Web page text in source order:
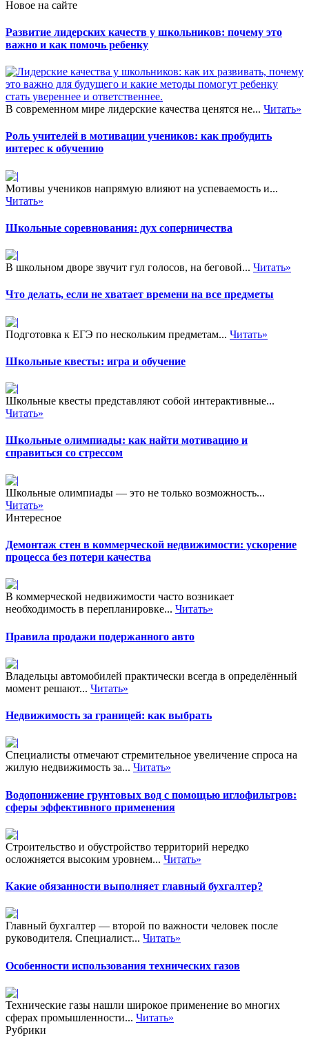
рассказ с помощью рисунков
При этом надписи он не
просто читает, подобно
актеру, он лицедействует,…
Новое на сайте
Развитие лидерских качеств у школьников: почему это
важно и как помочь ребенку
В современном мире лидерские качества ценятся не... Читать»
Роль учителей в мотивации учеников: как пробудить
интерес к обучению
Мотивы учеников напрямую влияют на успеваемость и...
Читать»
Школьные соревнования: дух соперничества
В школьном дворе звучит гул голосов, на беговой... Читать»
Что делать, если не хватает времени на все предметы
Подготовка к ЕГЭ по нескольким предметам... Читать»
Школьные квесты: игра и обучение
Школьные квесты представляют собой интерактивные...
Читать»
Школьные олимпиады: как найти мотивацию и
справиться со стрессом
Школьные олимпиады — это не только возможность...
Читать»
Интересное
Демонтаж стен в коммерческой недвижимости: ускорение
процесса без потери качества
В коммерческой недвижимости часто возникает
необходимость в перепланировке... Читать»
Правила продажи подержанного авто
Владельцы автомобилей практически всегда в определённый
момент решают... Читать»
Недвижимость за границей: как выбрать
Специалисты отмечают стремительное увеличение спроса на
жилую недвижимость за... Читать»
Водопонижение грунтовых вод с помощью иглофильтров:
сферы эффективного применения
Строительство и обустройство территорий нередко
осложняется высоким уровнем... Читать»
Какие обязанности выполняет главный бухгалтер?
Главный бухгалтер — второй по важности человек после
руководителя. Специалист... Читать»
Особенности использования технических газов
Технические газы нашли широкое применение во многих
сферах промышленности... Читать»
Рубрики